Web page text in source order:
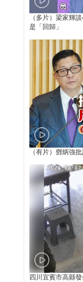
（多片）梁家輝
是「回歸」
（有片）鄧炳強
四川宜賓市高縣